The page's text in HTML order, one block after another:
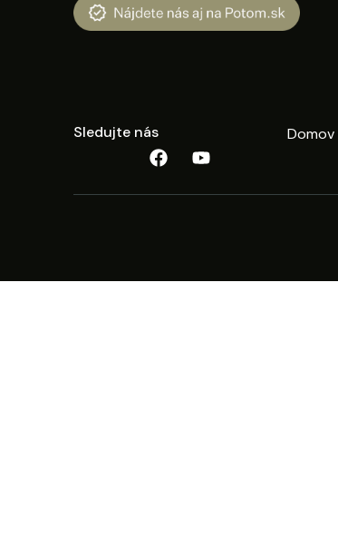
Sledujte nás